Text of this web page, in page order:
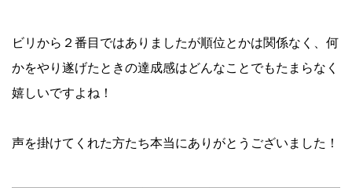
ビリから２番目ではありましたが順位とかは関係なく、何
かをやり遂げたときの達成感はどんなことでもたまらなく
嬉しいですよね！
声を掛けてくれた方たち本当にありがとうございました！